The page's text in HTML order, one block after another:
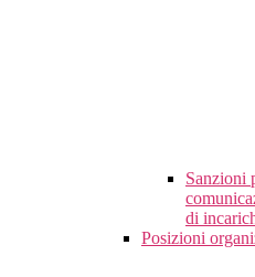
Sanzioni
di
Posizioni